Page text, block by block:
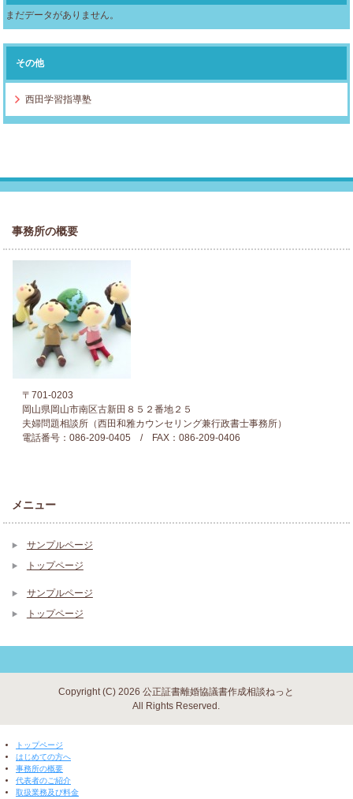
まだデータがありません。
その他
西田学習指導塾
事務所の概要
〒701-0203
岡山県岡山市南区古新田８５２番地２５
夫婦問題相談所（西田和雅カウンセリング兼行政書士事務所）
電話番号：086-209-0405 / FAX：086-209-0406
メニュー
サンプルページ
トップページ
サンプルページ
トップページ
Copyright (C) 2026 公正証書離婚協議書作成相談ねっと
All Rights Reserved.
トップページ
はじめての方へ
事務所の概要
代表者のご紹介
取扱業務及び料金